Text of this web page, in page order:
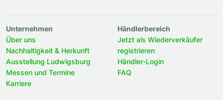
Unternehmen
Über uns
Nachhaltigkeit & Herkunft
Ausstellung Ludwigsburg
Messen und Termine
Karriere
Händlerbereich
Jetzt als Wiederverkäufer
registrieren
Händler-Login
FAQ